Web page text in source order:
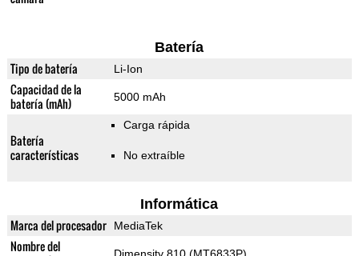
Batería
Tipo de batería Li-Ion
Capacidad de la
batería (mAh)
5000 mAh
Batería
características
Carga rápida
No extraíble
Informática
Marca del procesador MediaTek
Nombre del